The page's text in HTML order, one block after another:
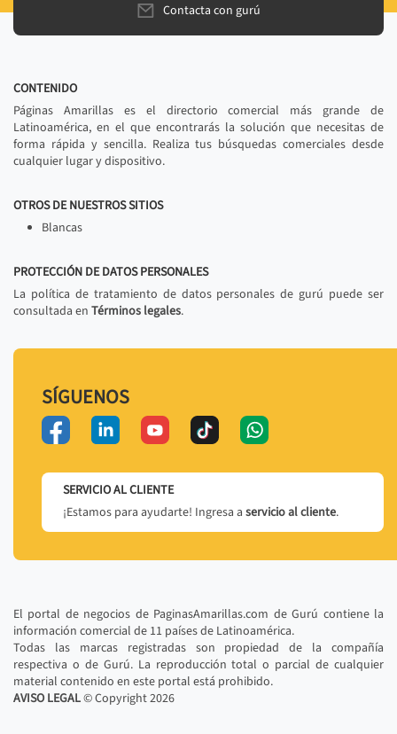
Contacta con gurú
CONTENIDO
Páginas Amarillas es el directorio comercial más grande de
Latinoamérica, en el que encontrarás la solución que necesitas de
forma rápida y sencilla. Realiza tus búsquedas comerciales desde
cualquier lugar y dispositivo.
OTROS DE NUESTROS SITIOS
Blancas
PROTECCIÓN DE DATOS PERSONALES
La política de tratamiento de datos personales de gurú puede ser
consultada en Términos legales.
SÍGUENOS
SERVICIO AL CLIENTE
¡Estamos para ayudarte! Ingresa a servicio al cliente.
El portal de negocios de PaginasAmarillas.com de Gurú contiene la
información comercial de 11 países de Latinoamérica.
Todas las marcas registradas son propiedad de la compañía
respectiva o de Gurú. La reproducción total o parcial de cualquier
material contenido en este portal está prohibido.
AVISO LEGAL© Copyright2026